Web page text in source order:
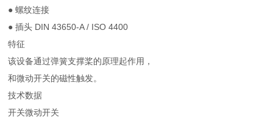
● 螺纹连接
● 插头 DIN 43650-A / ISO 4400
特征
该设备通过弹簧支撑桨的原理起作用，
和微动开关的磁性触发。
技术数据
开关微动开关